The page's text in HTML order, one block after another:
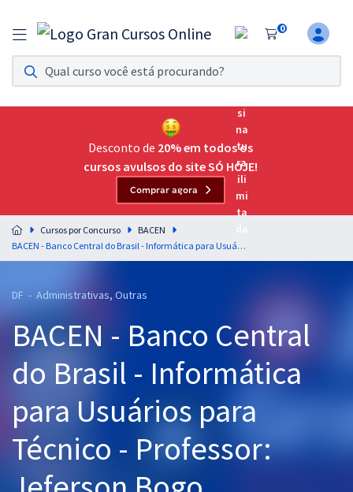
0
Assinatura Ilimitada 11
Acesso a todos os cursos. Teste grátis por 7 dias!
Assinatura OAB Até Passar
Acesso ilimitado a toda preparação para o Exame da
Residências Multiprofissionais
Preparação completa e intensiva para as principais
residências em saúde do Brasil
Cursos 20% OFF
Pós
OAB
Mentorias
Desconto de 20% em todos os
cursos avulsos do site SÓ HOJE!
Comprar agora
Cursos por Concurso
BACEN
BACEN - Banco Central do Brasil - Informática para Usuários para Técnico - Professor: Jeferson Bogo
DF - Administrativas, Outras
BACEN - Banco Central
do Brasil - Informática
para Usuários para
Técnico - Professor: